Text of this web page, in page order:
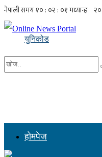
युनिकोड
होमपेज